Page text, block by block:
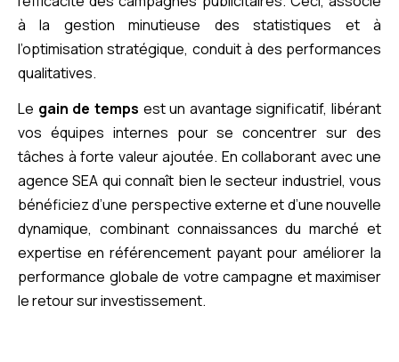
à la gestion minutieuse des statistiques et à
l’optimisation stratégique, conduit à des performances
qualitatives.
Le gain de temps est un avantage significatif, libérant
vos équipes internes pour se concentrer sur des
tâches à forte valeur ajoutée. En collaborant avec une
agence SEA qui connaît bien le secteur industriel, vous
bénéficiez d’une perspective externe et d’une nouvelle
dynamique, combinant connaissances du marché et
expertise en référencement payant pour améliorer la
performance globale de votre campagne et maximiser
le retour sur investissement.